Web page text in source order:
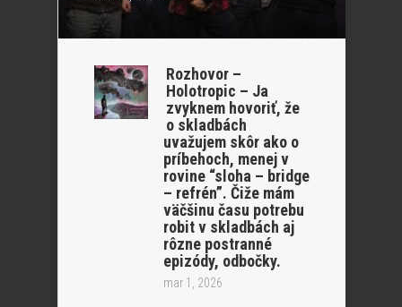
Rozhovor –
Holotropic – Ja
zvyknem hovoriť, že
o skladbách
uvažujem skôr ako o
príbehoch, menej v
rovine “sloha – bridge
– refrén”. Čiže mám
väčšinu času potrebu
robit v skladbách aj
rôzne postranné
epizódy, odbočky.
mar 1, 2026